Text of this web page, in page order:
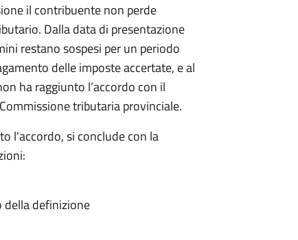
il contribuente non perde
Dalla data di presentazione
restano sospesi per un periodo
delle imposte accertate, e al
ha raggiunto l’accordo con il
tributaria provinciale.
l'accordo, si conclude con la
della definizione